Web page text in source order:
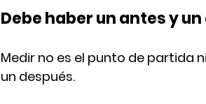
Debe haber un antes y
Medir no es el punto de partida
un después.